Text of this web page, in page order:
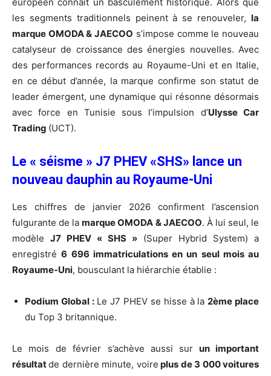
les segments traditionnels peinent à se renouveler, la
marque OMODA & JAECOO s’impose comme le nouveau
catalyseur de croissance des énergies nouvelles. Avec
des performances records au Royaume-Uni et en Italie,
en ce début d’année, la marque confirme son statut de
leader émergent, une dynamique qui résonne désormais
avec force en Tunisie sous l’impulsion d’Ulysse Car
Trading (UCT).
Le « séisme » J7 PHEV «SHS» lance un
nouveau dauphin au Royaume-Uni
Les chiffres de janvier 2026 confirment l’ascension
fulgurante de lamarque OMODA & JAECOO. À lui seul, le
modèle J7 PHEV « SHS » (Super Hybrid System) a
enregistré6 696 immatriculations en un seul mois au
Royaume-Uni, bousculant la hiérarchie établie :
Podium Global :Le J7 PHEV se hisse à la2ème place
du Top 3 britannique.
Le mois de février s’achève aussi sur un important
résultatde dernière minute, voire plus de 3 000 voitures